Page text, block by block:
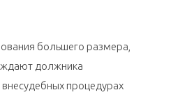
большего размера,
должника
процедурах